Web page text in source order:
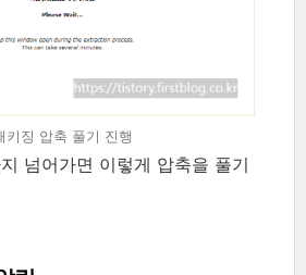
키징 압축 풀기 진행
넘어가면 이렇게 압축을 풀기